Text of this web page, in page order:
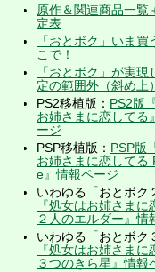
原作＆関連商品一覧
定表
「おとボク」いま買
こで！
「おとボク」が実現
定の範囲外（斜め上
PS2移植版： PS2版
お姉さまに恋してる
ージ
PSP移植版： PSP版
お姉さまに恋してる
e』情報ページ
いわゆる「おとボク
『処女はお姉さまに
２人のエルダー』情
いわゆる「おとボク
『処女はお姉さまに
３つのきら星』情報